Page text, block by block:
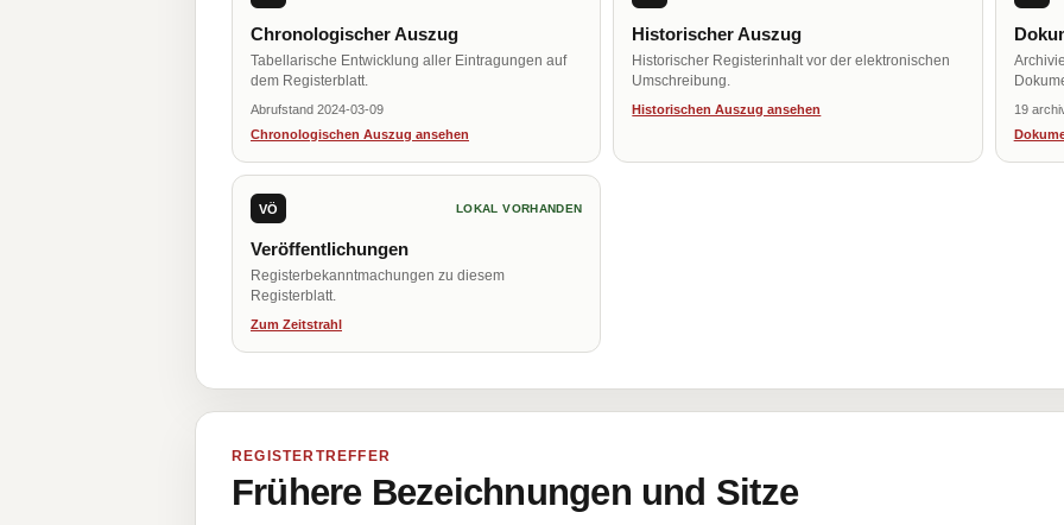
Chronologischer Auszug
Tabellarische Entwicklung aller Eintragungen auf
dem Registerblatt.
Abrufstand 2024-03-09
Chronologischen Auszug ansehen
Historischer Auszug
Historischer Registerinhalt vor der elektronischen
Umschreibung.
Historischen Auszug ansehen
19
VÖ LOKAL VORHANDEN
Veröffentlichungen
Registerbekanntmachungen zu diesem
Registerblatt.
Zum Zeitstrahl
REGISTERTREFFER
Frühere Bezeichnungen und Sitze